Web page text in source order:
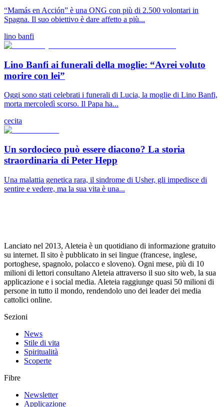
“Mamás en Acción” è una ONG con più di 2.500 volontari in
Spagna. Il suo obiettivo è dare affetto a più...
lino banfi
Lino Banfi ai funerali della moglie: “Avrei voluto
morire con lei”
Oggi sono stati celebrati i funerali di Lucia, la moglie di Lino Banfi,
morta mercoledì scorso. Il Papa ha...
cecita
Un sordocieco può essere diacono? La storia
straordinaria di Peter Hepp
Una malattia genetica rara, il sindrome di Usher, gli impedisce di
sentire e vedere, ma la sua vita è una...
Lanciato nel 2013, Aleteia è un quotidiano di informazione gratuito
su internet. Il sito è pubblicato in sei lingue (francese, inglese,
portoghese, spagnolo, polacco e sloveno). Ogni mese, più di 10
milioni di lettori consultano Aleteia attraverso il suo sito web, la sua
applicazione e i social media. Aleteia raggiunge quasi 50 milioni di
persone in tutto il mondo, rendendolo uno dei leader dei media
cattolici online.
Sezioni
News
Stile di vita
Spiritualità
Scoperte
Fibre
Newsletter
Applicazione